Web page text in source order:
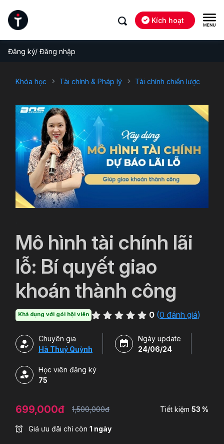
Kích hoạt
Đăng ký/ Đăng nhập
Khóa học Tài chính & Pháp lý Tài chính chiến lược
Mô hình tài chính lãi
lỗ: Bí quyết giao
khoán thành công
Khả dụng với gói hội viên 0 (0 đánh giá)
Chuyên gia
Hà Thuý Quỳnh
Ngày update
24/06/24
Học viên đăng ký
75
699,000đ 1,500,000đ Tiết kiệm 53 %
Giá ưu đãi chỉ còn 1 ngày